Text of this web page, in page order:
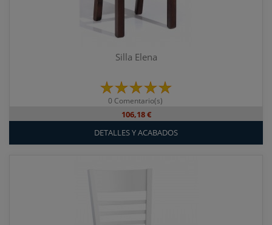
Silla Elena
0 Comentario(s)
106,18 €
DETALLES Y ACABADOS